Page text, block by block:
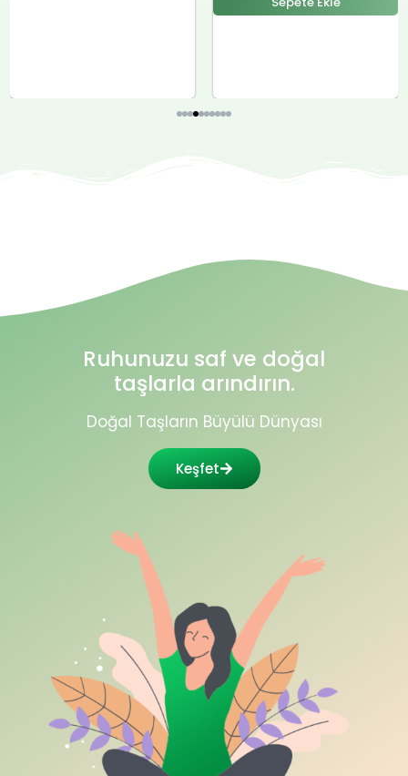
Ruhunuzu saf ve doğal
taşlarla arındırın.
Doğal Taşların Büyülü Dünyası
Keşfet